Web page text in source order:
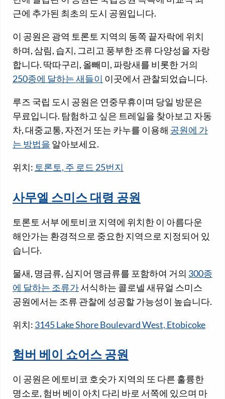
근에 추가된 최초의 도시 공원입니다.
이 공원은 광역 토론토 지역의 동쪽 끝자락에 위치
하며, 삼림, 습지, 그리고 풍부한 조류 다양성을 자랑
합니다. 딱따구리, 올빼미, 파랑새를 비롯한 거의
250종에 달하는 새들이 이곳에서 관찰되었습니다.
루즈 국립 도시 공원은 연중무휴이며 당일 방문은
무료입니다. 탐험하고 싶은 트레일을 찾아보고 자동
차, 대중교통, 자전거 또는 카누를 이용해 공원에 가
는 방법을 알아보세요.
위치: 토론토, 주 로드 25번지
사무엘 스미스 대령 공원
토론토 서부 에토비코 지역에 위치한 이 아름다운
해안가는 환경적으로 중요한 지역으로 지정되어 있
습니다.
물새, 명금류, 심지어 맹금류를 포함하여 거의 300종
에 달하는 조류가서식하는 콜로넬 새뮤얼 스미스
공원에서는 조류 관찰에 성공할 가능성이 높습니다.
위치: 3145 Lake Shore Boulevard West, Etobicoke
험버 베이 쇼어스 공원
이 공원은 에토비코 호숫가 지역의 또 다른 훌륭한
명소로, 험버 베이 아치 다리 바로 서쪽에 있으며 마